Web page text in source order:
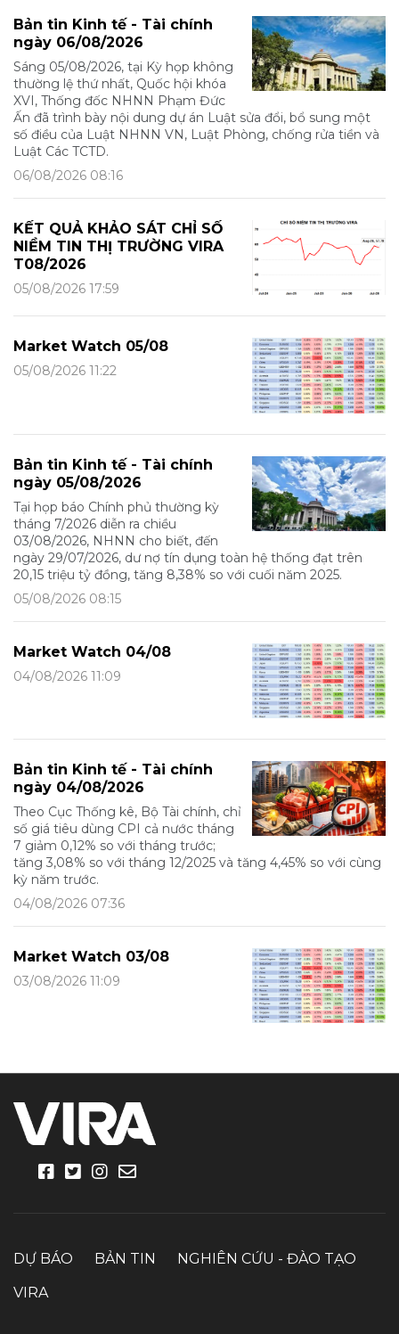
Bản tin Kinh tế - Tài chính
ngày 06/08/2026
Sáng 05/08/2026, tại Kỳ họp không
thường lệ thứ nhất, Quốc hội khóa
XVI, Thống đốc NHNN Phạm Đức
Ấn đã trình bày nội dung dự án Luật sửa đổi, bổ sung một
số điều của Luật NHNN VN, Luật Phòng, chống rửa tiền và
Luật Các TCTD.
06/08/2026 08:16
KẾT QUẢ KHẢO SÁT CHỈ SỐ
NIỀM TIN THỊ TRƯỜNG VIRA
T08/2026
05/08/2026 17:59
Market Watch 05/08
05/08/2026 11:22
Bản tin Kinh tế - Tài chính
ngày 05/08/2026
Tại họp báo Chính phủ thường kỳ
tháng 7/2026 diễn ra chiều
03/08/2026, NHNN cho biết, đến
ngày 29/07/2026, dư nợ tín dụng toàn hệ thống đạt trên
20,15 triệu tỷ đồng, tăng 8,38% so với cuối năm 2025.
05/08/2026 08:15
Market Watch 04/08
04/08/2026 11:09
Bản tin Kinh tế - Tài chính
ngày 04/08/2026
Theo Cục Thống kê, Bộ Tài chính, chỉ
số giá tiêu dùng CPI cả nước tháng
7 giảm 0,12% so với tháng trước;
tăng 3,08% so với tháng 12/2025 và tăng 4,45% so với cùng
kỳ năm trước.
04/08/2026 07:36
Market Watch 03/08
03/08/2026 11:09
DỰ BÁO BẢN TIN
NGHIÊN CỨU - ĐÀO TẠO
VIRA